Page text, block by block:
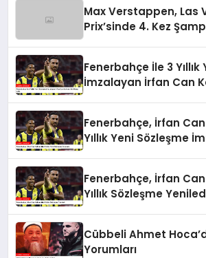
Max Verstappen, Las
Prix’sinde 4. Kez
Fenerbahçe İle 3
İmzalayan İrfan Can
Fenerbahçe, İrfan
Yıllık Yeni Sözleşme
Fenerbahçe, İrfan
Yıllık Sözleşme
Cübbeli Ahmet
Yorumları